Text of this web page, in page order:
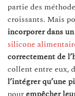
partie des
croissants. Mais
incorporer dans
silicone
correctement de
collent entre eux,
l’intégrer qu’une